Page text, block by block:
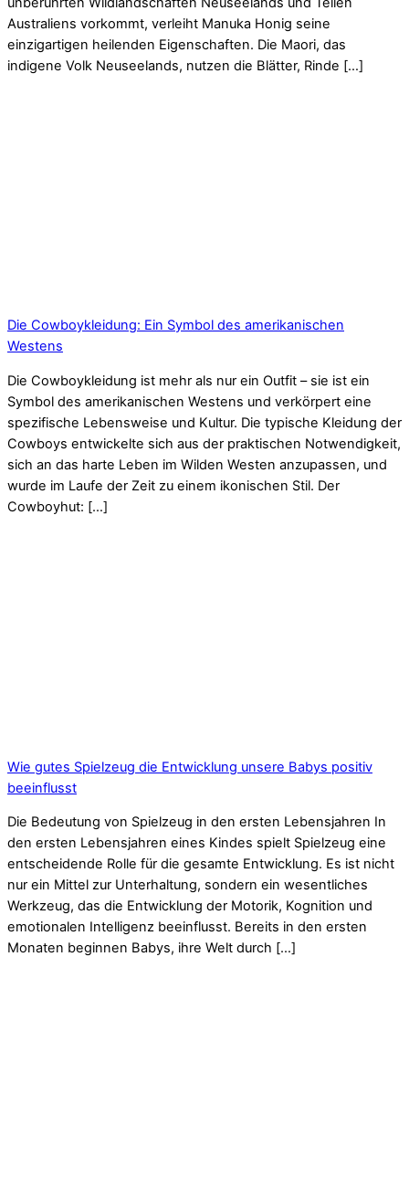
Australiens vorkommt, verleiht Manuka Honig seine
einzigartigen heilenden Eigenschaften. Die Maori, das
indigene Volk Neuseelands, nutzen die Blätter, Rinde […]
Die Cowboykleidung: Ein Symbol des amerikanischen
Westens
Die Cowboykleidung ist mehr als nur ein Outfit – sie ist ein
Symbol des amerikanischen Westens und verkörpert eine
spezifische Lebensweise und Kultur. Die typische Kleidung der
Cowboys entwickelte sich aus der praktischen Notwendigkeit,
sich an das harte Leben im Wilden Westen anzupassen, und
wurde im Laufe der Zeit zu einem ikonischen Stil. Der
Cowboyhut: […]
Wie gutes Spielzeug die Entwicklung unsere Babys positiv
beeinflusst
Die Bedeutung von Spielzeug in den ersten Lebensjahren In
den ersten Lebensjahren eines Kindes spielt Spielzeug eine
entscheidende Rolle für die gesamte Entwicklung. Es ist nicht
nur ein Mittel zur Unterhaltung, sondern ein wesentliches
Werkzeug, das die Entwicklung der Motorik, Kognition und
emotionalen Intelligenz beeinflusst. Bereits in den ersten
Monaten beginnen Babys, ihre Welt durch […]